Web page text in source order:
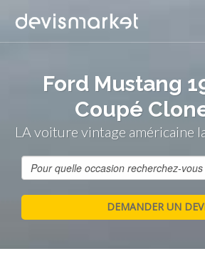
Ford Mustang
Coupé
LA voiture vintage américaine